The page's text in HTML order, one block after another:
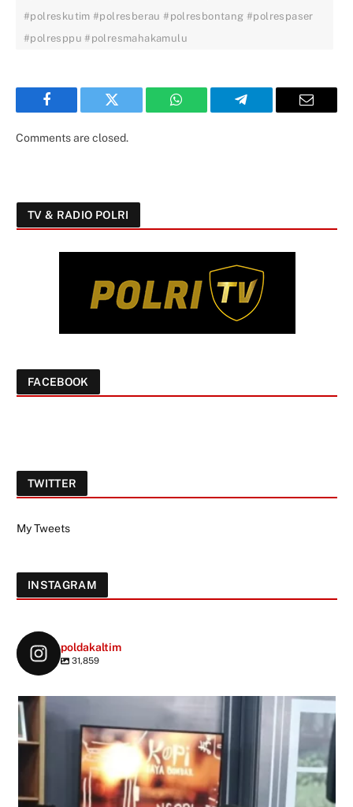
#polreskutim #polresberau #polresbontang #polrespaser
#polresppu #polresmahakamulu
Facebook Twitter WhatsApp Telegram Email
Comments are closed.
TV & RADIO POLRI
FACEBOOK
TWITTER
My Tweets
INSTAGRAM
poldakaltim
31,859